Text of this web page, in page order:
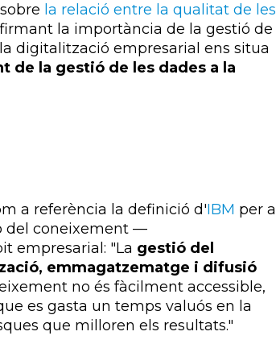
la relació entre la qualitat de les
la importància de la gestió de
digitalització empresarial ens situa
de la gestió de les dades a la
a referència la definició d'IBM per a
del coneixement —
empresarial: "La gestió del
emmagatzematge i difusió
no és fàcilment accessible,
es gasta un temps valuós en la
que milloren els resultats."